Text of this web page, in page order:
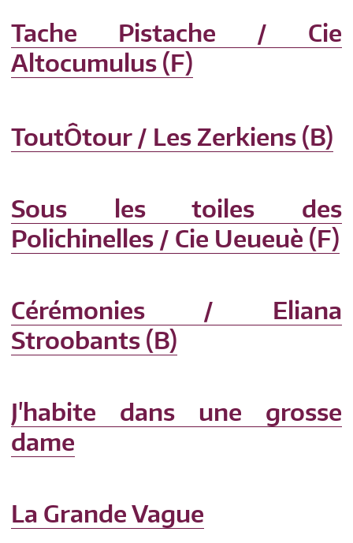
Tache Pistache / Cie
Altocumulus (F)
ToutÔtour / Les Zerkiens (B)
Sous les toiles des
Polichinelles / Cie Ueueuè (F)
Cérémonies / Eliana
Stroobants (B)
J'habite dans une grosse
dame
La Grande Vague